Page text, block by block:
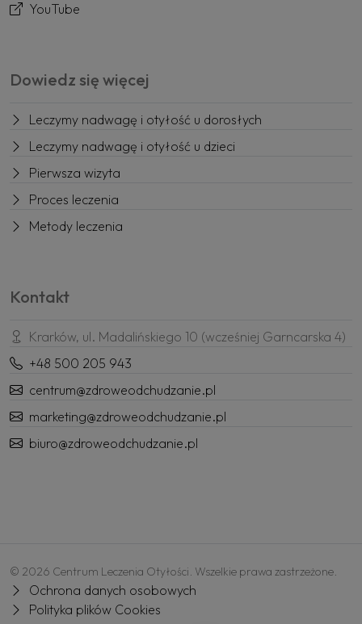
YouTube
Dowiedz się więcej
Leczymy nadwagę i otyłość u dorosłych
Leczymy nadwagę i otyłość u dzieci
Pierwsza wizyta
Proces leczenia
Metody leczenia
Kontakt
Krarków, ul. Madalińskiego 10 (wcześniej Garncarska 4)
+48 500 205 943
centrum@zdroweodchudzanie.pl
marketing@zdroweodchudzanie.pl
biuro@zdroweodchudzanie.pl
© 2026 Centrum Leczenia Otyłości. Wszelkie prawa zastrzeżone.
Ochrona danych osobowych
Polityka plików Cookies